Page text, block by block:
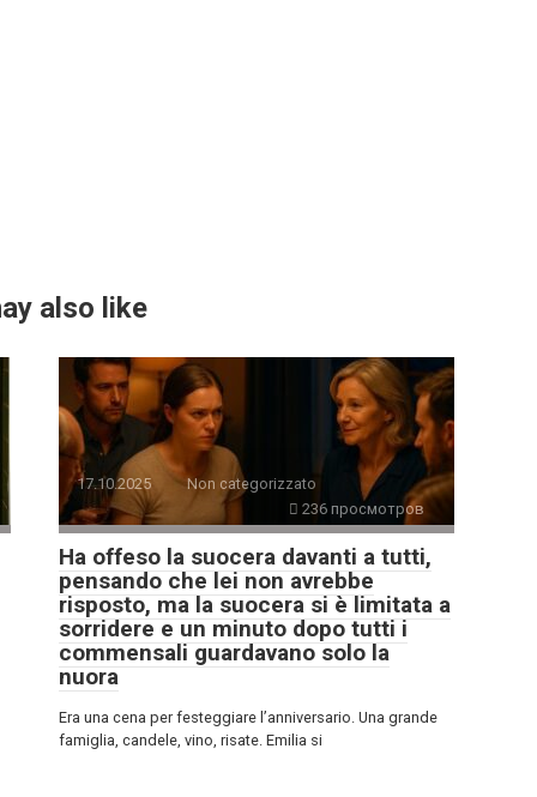
also like
17.10.2025
Non categorizzato
236 просмотров
Ha offeso la suocera davanti a tutti,
pensando che lei non avrebbe
risposto, ma la suocera si è limitata a
sorridere e un minuto dopo tutti i
commensali guardavano solo la
nuora
Era una cena per festeggiare l’anniversario. Una grande
famiglia, candele, vino, risate. Emilia si